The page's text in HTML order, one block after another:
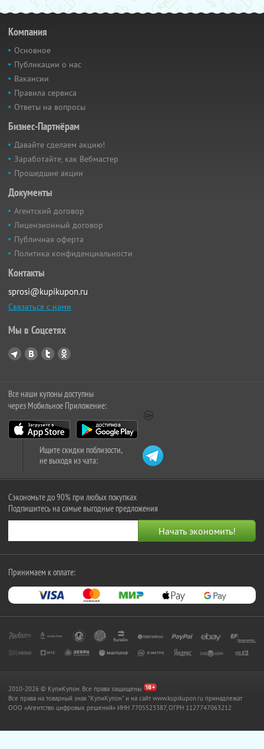
Компания
Основное
Публикации о нас
Вакансии
Правила сервиса
Ответы на вопросы
Бизнес-Партнёрам
Давайте сделаем акцию!
Заработайте, как Вебмастер
Прошедшие акции
Документы
Агентский договор
Лицензионный договор
Публичная оферта
Политика конфиденциальности
Контакты
sprosi@kupikupon.ru
Связаться с нами
Мы в Соцсетях
Все наши купоны доступны
через Мобильное Приложение:
Ищите скидки поблизости,
не выходя из чата:
Сэкономьте до 90% при любых покупках
Подпишитесь на самые выгодные предложения
Принимаем к оплате:
2010-2026 © КупиКупон. Все права защищены.
Все права на товарный знак "КупиКупон" и на сайт www.kupikupon.ru принадлежат
OOO «Агентство цифровых решений» ИНН 7705523387, ОГРН 1127747063212